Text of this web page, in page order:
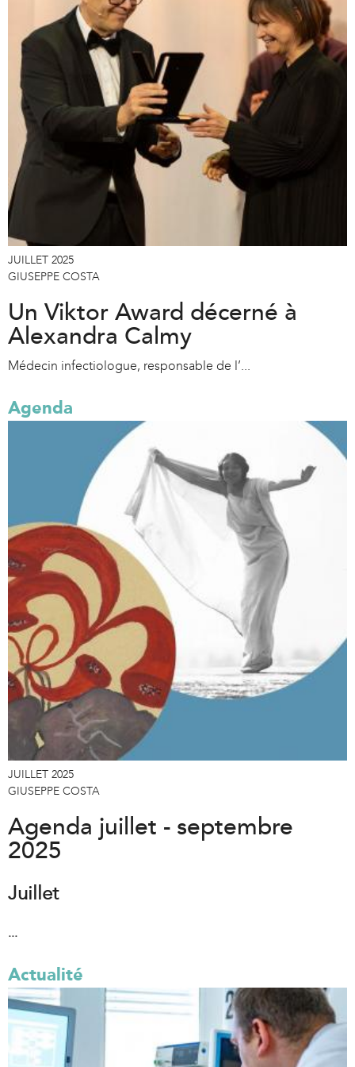
JUILLET 2025
GIUSEPPE COSTA
Un Viktor Award décerné à
Alexandra Calmy
Médecin infectiologue, responsable de l’...
Agenda
JUILLET 2025
GIUSEPPE COSTA
Agenda juillet - septembre
2025
Juillet
...
Actualité